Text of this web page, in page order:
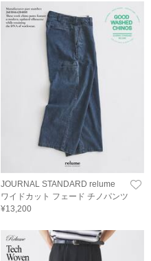
JOURNAL STANDARD relume
ワイドカット フェード チノパンツ
¥13,200